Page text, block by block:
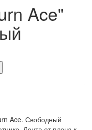
Ace"
Ace. Свободный